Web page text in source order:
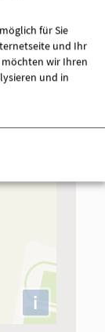
i
für Sie
und Ihr
wir Ihren
und in